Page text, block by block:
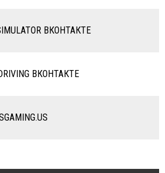
ВКОНТАКТЕ
ВКОНТАКТЕ